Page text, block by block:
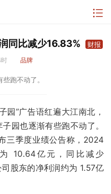
同比减少16.83% 财报
品牌
跑不动了。
园”广告语红遍大江南北，
园也逐渐有些跑不动了。
三季度业绩公告称，2024
10.64亿元，同比减少
股东的净利润约为 1.57亿